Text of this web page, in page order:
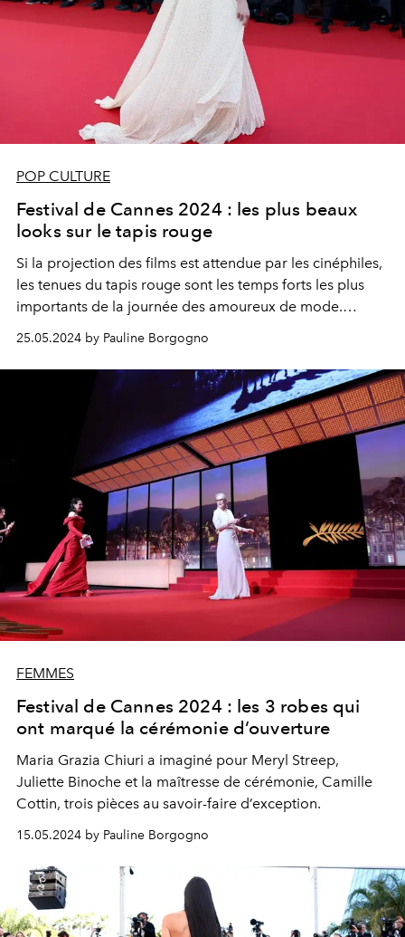
POP CULTURE
Festival de Cannes 2024 : les plus beaux
looks sur le tapis rouge
Si la projection des films est attendue par les cinéphiles,
les tenues du tapis rouge sont les temps forts les plus
importants de la journée des amoureux de mode.
carpet, jour après jour.
25.05.2024 by Pauline Borgogno
FEMMES
Festival de Cannes 2024 : les 3 robes qui
ont marqué la cérémonie d’ouverture
Maria Grazia Chiuri a imaginé pour Meryl Streep,
Juliette Binoche et la maîtresse de cérémonie, Camille
Cottin, trois pièces au savoir-faire d’exception.
15.05.2024 by Pauline Borgogno